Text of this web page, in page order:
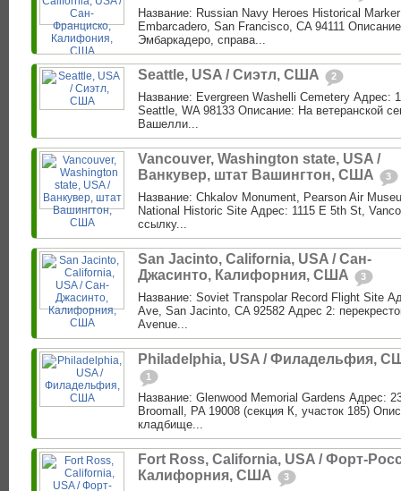
Название: Russian Navy Heroes Historical
Embarcadero, San Francisco, CA 94111
Эмбаркадеро, справа...
Seattle, USA / Сиэтл, США 2
Название: Evergreen Washelli Cemetery Адрес:
Seattle, WA 98133 Описание: На ветеранской
Вашелли...
Vancouver, Washington state, USA /
Ванкувер, штат Вашингтон, США
3
Название: Chkalov Monument, Pearson Air
National Historic Site Адрес: 1115 E 5th St,
ссылку...
San Jacinto, California, USA / Сан-
Джасинто, Калифорния, США
3
Название: Soviet Transpolar Record Flight Site
Ave, San Jacinto, CA 92582 Адрес 2:
Avenue...
Philadelphia, USA / Филадельфия,
1
Название: Glenwood Memorial Gardens Адрес:
Broomall, PA 19008 (секция К, участок 185)
кладбище...
Fort Ross, California, USA / Форт-
Калифорния, США
3